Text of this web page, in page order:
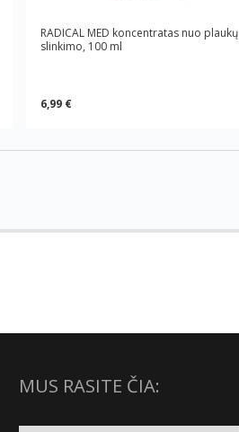
RADICAL MED koncentratas nuo plaukų
slinkimo, 100 ml
6,99 €
MUS RASITE ČIA: